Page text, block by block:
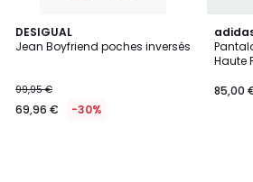
DESIGUAL
Jean Boyfriend poches inversés
99,95 €
69,96 € -30%
Haute
85,00